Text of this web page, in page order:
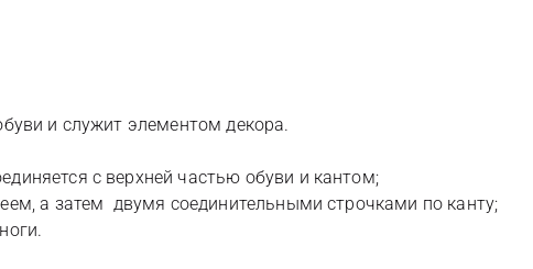
и служит элементом декора.
с верхней частью обуви и кантом;
а затем двумя соединительными строчками по канту;